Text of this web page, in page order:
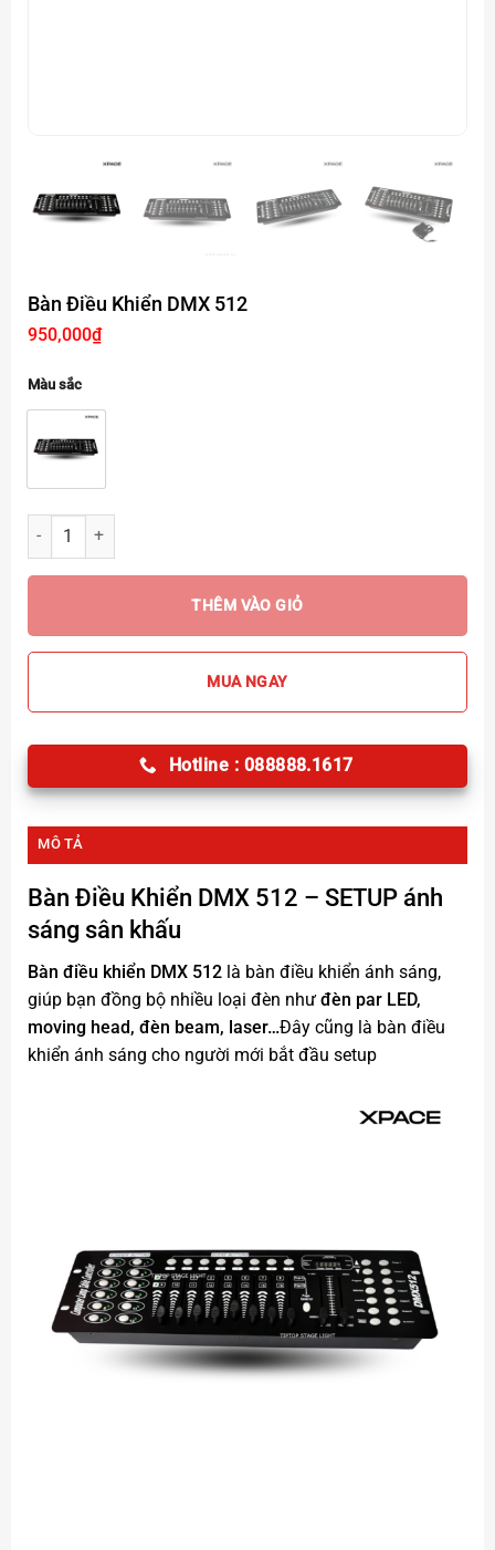
Bàn Điều Khiển DMX 512
950,000₫
Màu sắc
Bàn Điều Khiển DMX 512 số lượng
THÊM VÀO GIỎ
MUA NGAY
Hotline : 088888.1617
MÔ TẢ
Bàn Điều Khiển DMX 512 – SETUP ánh
sáng sân khấu
Bàn điều khiển DMX 512là bàn điều khiển ánh sáng,
giúp bạn đồng bộ nhiều loại đèn như đèn par LED,
moving head, đèn beam, laser…Đây cũng là bàn điều
khiển ánh sáng cho người mới bắt đầu setup